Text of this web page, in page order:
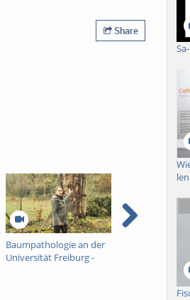
Share
Baumpathologie an der
Universität Freiburg -
Uniseum -